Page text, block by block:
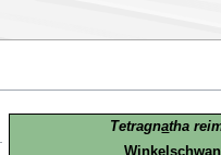
Tetragnatha